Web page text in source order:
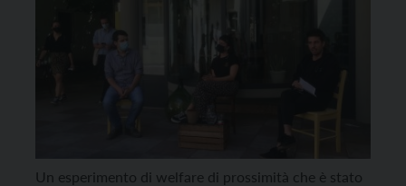
Un esperimento di welfare di prossimità che è stato